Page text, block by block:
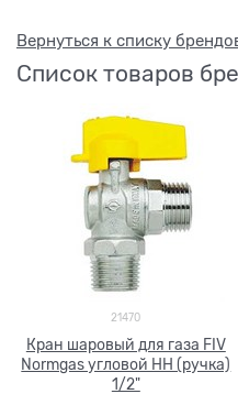
Вернуться к списку
Список товаров
21470
Кран шаровый для газа FIV
Normgas угловой НН (ручка)
1/2"